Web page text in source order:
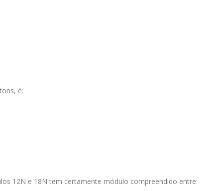
é:
12N e 18N tem certamente módulo compreendido entre: